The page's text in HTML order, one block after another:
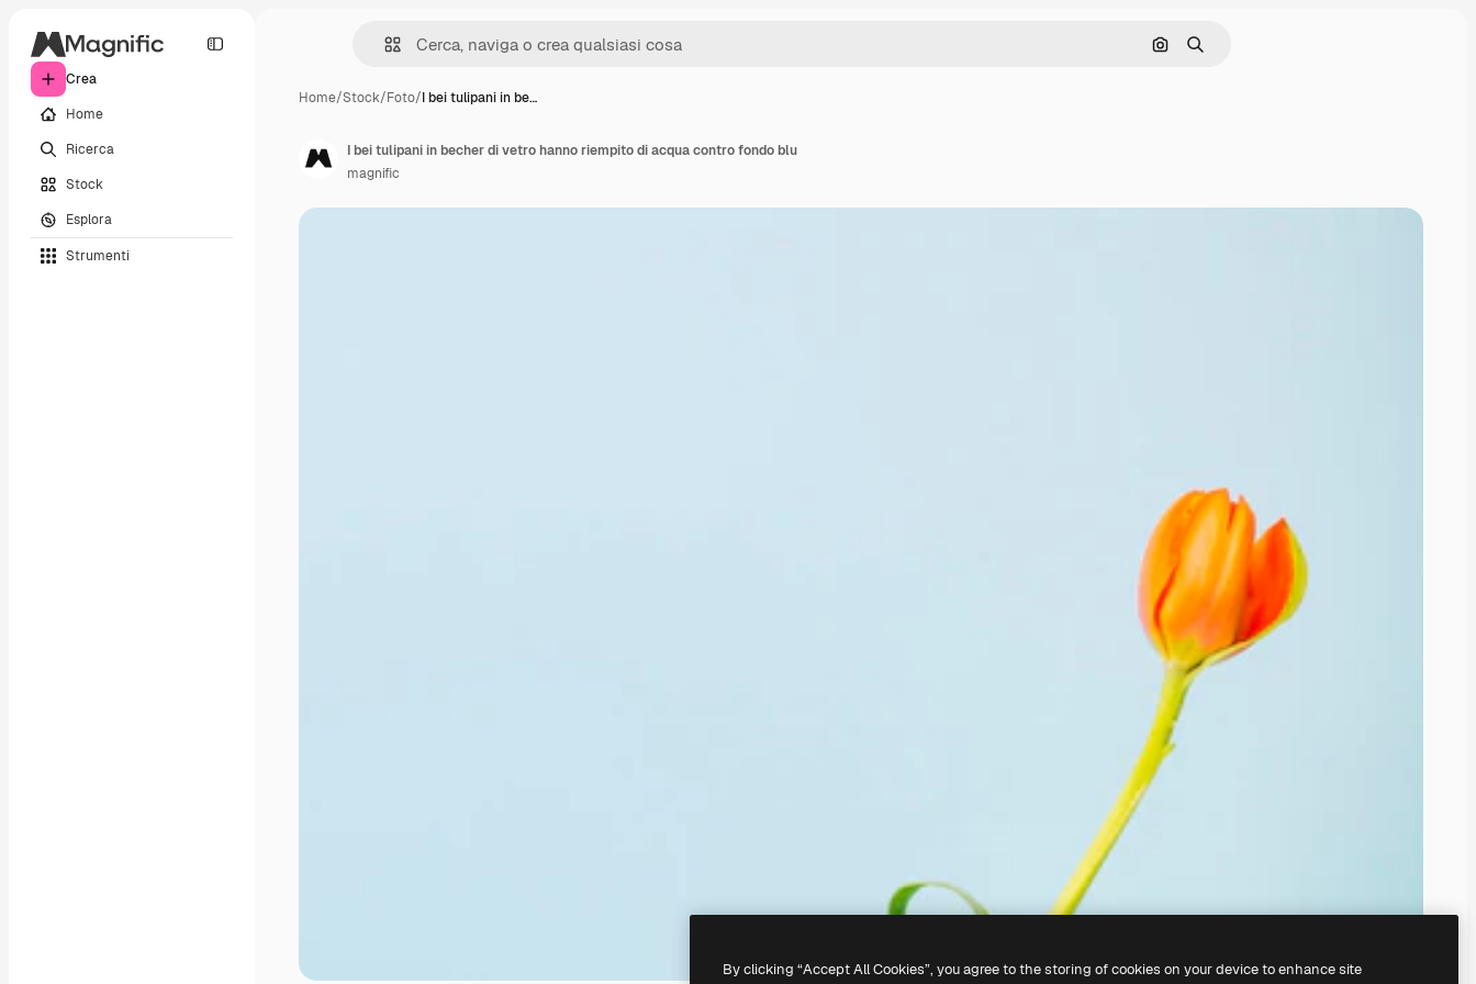
Crea
Home
Ricerca
Stock
Esplora
Strumenti
Cerca per immagine
Ricerca
Home/Stock/Foto/I bei tulipani in be…
I bei tulipani in becher di vetro hanno riempito di acqua contro fondo blu
magnific
By clicking “Accept All Cookies”, you agree to the storing of cookies on your device to enhance site